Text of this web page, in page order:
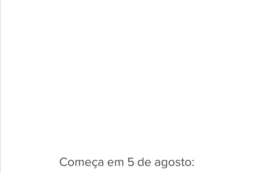
Começa em 5 de agosto: